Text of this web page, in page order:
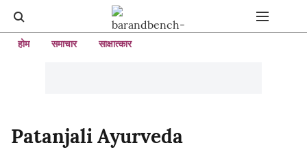
होम समाचार साक्षात्कार
Patanjali Ayurveda